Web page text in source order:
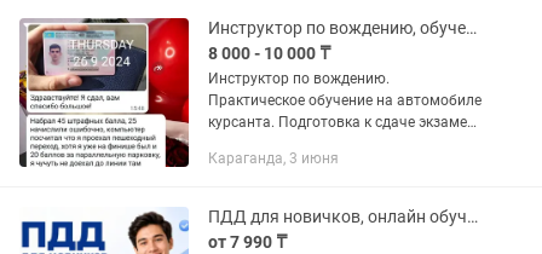
Инструктор по вождению, обучение на автомобиле курсанта.
8 000 - 10 000 ₸
Инструктор по вождению.
Практическое обучение на автомобиле
курсанта. Подготовка к сдаче экзамена
всем необходимым на выкам
утерянных...
Караганда, 3 июня
ПДД для новичков, онлайн обучение
от 7 990 ₸